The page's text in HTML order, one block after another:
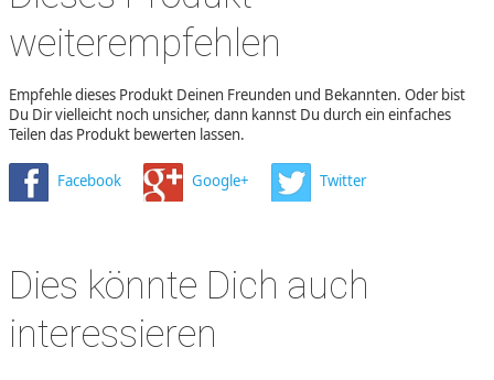
weiterempfehlen
Empfehle dieses Produkt Deinen Freunden und Bekannten. Oder bist
Du Dir vielleicht noch unsicher, dann kannst Du durch ein einfaches
Teilen das Produkt bewerten lassen.
Facebook Google+ Twitter
Dies könnte Dich auch
interessieren